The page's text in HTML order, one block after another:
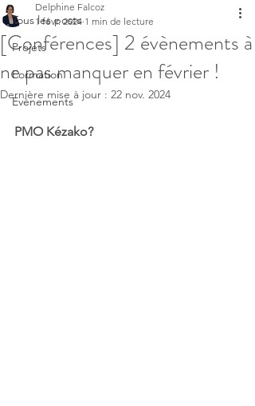
Tous les posts
Projets
Formation
Evènements
[Conférences] 2 évènements à
ne pas manquer en février !
Delphine Falcoz
1 févr. 2024 1 min de lecture
Dernière mise à jour : 22 nov. 2024
PMO Kézako?